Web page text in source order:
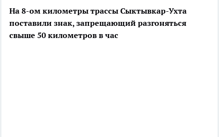
На 8-ом километры трассы Сыктывкар-Ухта
поставили знак, запрещающий разгоняться
свыше 50 километров в час